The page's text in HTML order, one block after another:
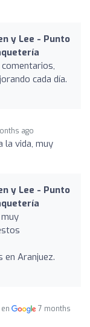
y Lee - Punto
cada día.
ago
la vida, muy
y Lee - Punto
en Aranjuez.
7 months